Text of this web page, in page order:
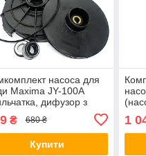
насоса для
Maxima JY-100A
дифузор з
₴ 680 ₴
Купити
1